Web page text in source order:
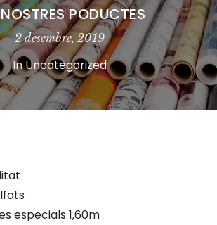
PODUCTES
2 desembre, 2019
InUncategorized
especials 1,60m